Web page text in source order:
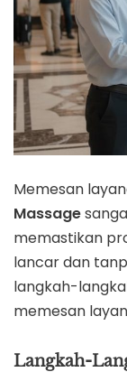
Memesan
Massage
memastikan
lancar dan
langkah-
memesan
Langkah-